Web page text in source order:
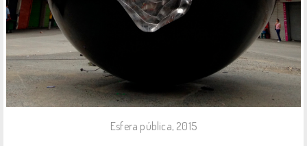
Esfera pública, 2015